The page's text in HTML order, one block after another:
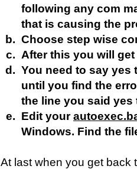
following any com
that is causing the
Choose step wise
After this you will
You need to say yes
until you find the
the line you said yes
Edit your
Windows. Find the
At last when you get back